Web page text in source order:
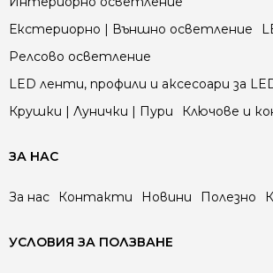
Екстериорно | Външно осветление
Релсово осветление
LED ленти, профили и аксесоари за
Крушки | Лунички | Пури
Ключове и
ЗА НАС
За нас Контакти Новини Полезно
УСЛОВИЯ ЗА ПОЛЗВАНЕ